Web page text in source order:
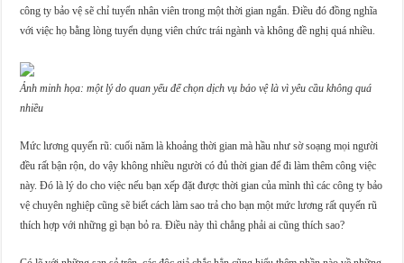
công ty bảo vệ sẽ chỉ tuyển nhân viên trong một thời gian ngắn. Điều đó đồng nghĩa
với việc họ bằng lòng tuyển dụng viên chức trái ngành và không đề nghị quá nhiều.
Ảnh minh họa: một lý do quan yếu để chọn dịch vụ bảo vệ là vì yêu cầu không quá
nhiều
Mức lương quyến rũ: cuối năm là khoảng thời gian mà hầu như sờ soạng mọi người
đều rất bận rộn, do vậy không nhiều người có đủ thời gian để đi làm thêm công việc
này. Đó là lý do cho việc nếu bạn xếp đặt được thời gian của mình thì các công ty bảo
vệ chuyên nghiệp cũng sẽ biết cách làm sao trả cho bạn một mức lương rất quyến rũ
thích hợp với những gì bạn bỏ ra. Điều này thì chẳng phải ai cũng thích sao?